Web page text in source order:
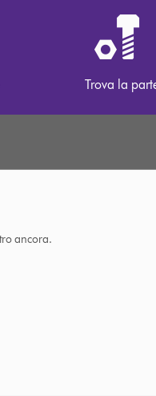
Trova la
ancora.